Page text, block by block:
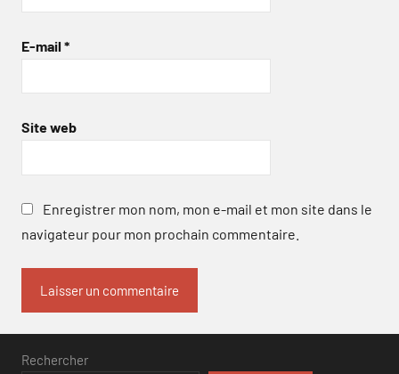
E-mail *
Site web
Enregistrer mon nom, mon e-mail et mon site dans le
navigateur pour mon prochain commentaire.
Rechercher